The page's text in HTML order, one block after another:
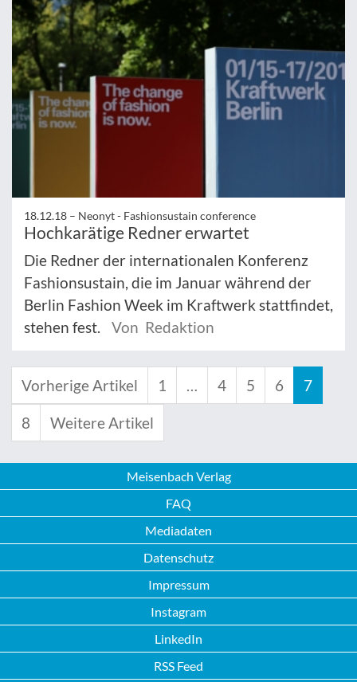
18.12.18 – Neonyt - Fashionsustain conference
Hochkarätige Redner erwartet
Die Redner der internationalen Konferenz
Fashionsustain, die im Januar während der
Berlin Fashion Week im Kraftwerk stattfindet,
stehen fest.
Von Redaktion
Vorherige Artikel 1 … 4 5 6 7
8 Weitere Artikel
Meisenbach Verlag
FAQ
Mediadaten
Datenschutz
Impressum
Instagram
LinkedIn
RSS Feed